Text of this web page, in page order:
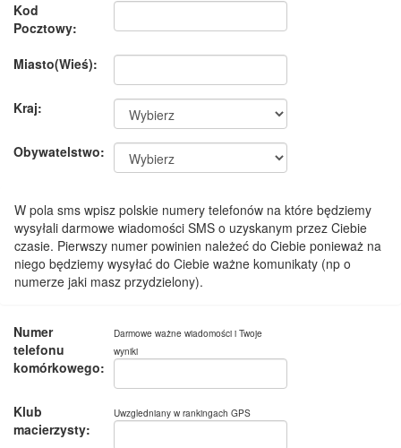
Kod
Pocztowy:
Miasto(Wieś):
Kraj:
Obywatelstwo:
W pola sms wpisz polskie numery telefonów na które będziemy
wysyłali darmowe wiadomości SMS o uzyskanym przez Ciebie
czasie. Pierwszy numer powinien należeć do Ciebie ponieważ na
niego będziemy wysyłać do Ciebie ważne komunikaty (np o
numerze jaki masz przydzielony).
Numer
telefonu
komórkowego:
Darmowe ważne wiadomości i Twoje
wyniki
Klub
macierzysty:
Uwzgledniany w rankingach GPS